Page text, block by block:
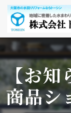
【お
商品シ